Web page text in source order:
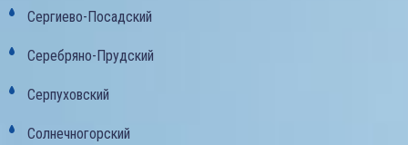
Сергиево-Посадский
Серебряно-Прудский
Серпуховский
Солнечногорский